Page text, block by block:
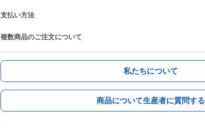
支払い方法
複数商品のご注文について
私たちについて
商品について生産者に質問する